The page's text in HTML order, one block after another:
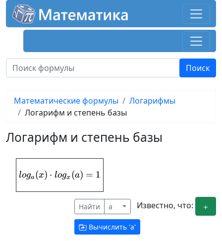
Математические формулы
Логарифмы
Логарифм и степень базы
Логарифм и степень базы
log_{a}(x)\cdot log_{x}(a) = 1
loga (x) ⋅ logx (a) = 1
Найти a Известно, что:
Вычислить 'a'